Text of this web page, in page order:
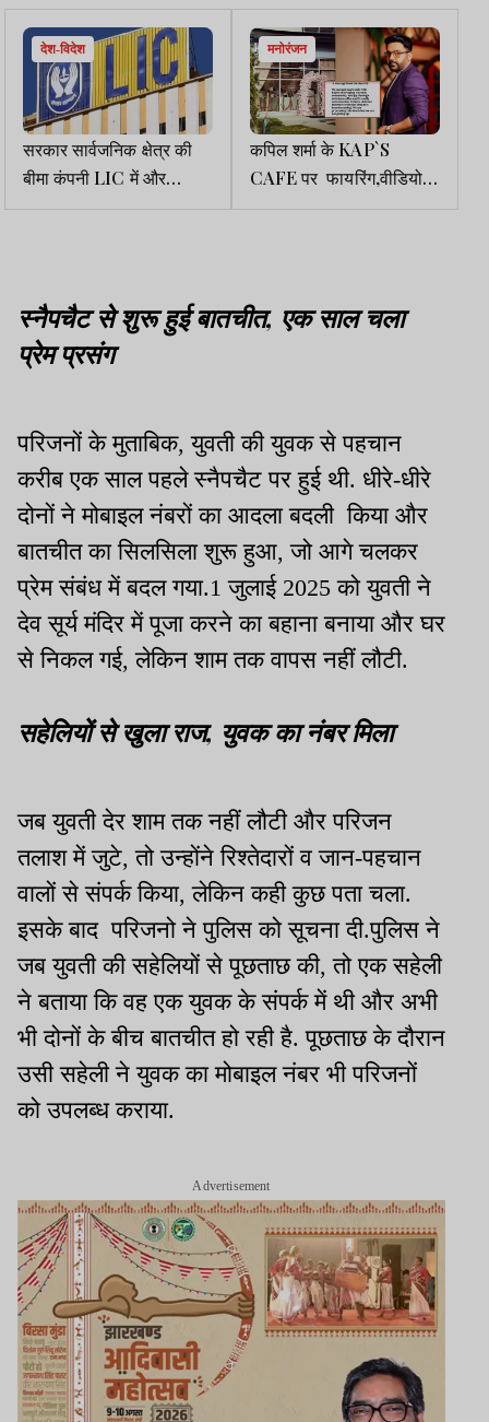
देश-विदेश
सरकार सार्वजनिक क्षेत्र की
बीमा कंपनी LIC में और
हिस्सेदारी बेचने की कवायद में
मनोरंजन
कपिल शर्मा के KAP`S
CAFE पर फायरिंग,वीडियो
वायरल
स्नैपचैट से शुरू हुई बातचीत, एक साल चला
प्रेम प्रसंग
परिजनों के मुताबिक, युवती की युवक से पहचान
करीब एक साल पहले स्नैपचैट पर हुई थी. धीरे-धीरे
दोनों ने मोबाइल नंबरों का आदला बदली किया और
बातचीत का सिलसिला शुरू हुआ, जो आगे चलकर
प्रेम संबंध में बदल गया.1 जुलाई 2025 को युवती ने
देव सूर्य मंदिर में पूजा करने का बहाना बनाया और घर
से निकल गई, लेकिन शाम तक वापस नहीं लौटी.
सहेलियों से खुला राज, युवक का नंबर मिला
जब युवती देर शाम तक नहीं लौटी और परिजन
तलाश में जुटे, तो उन्होंने रिश्तेदारों व जान-पहचान
वालों से संपर्क किया, लेकिन कही कुछ पता चला.
इसके बाद परिजनो ने पुलिस को सूचना दी.पुलिस ने
जब युवती की सहेलियों से पूछताछ की, तो एक सहेली
ने बताया कि वह एक युवक के संपर्क में थी और अभी
भी दोनों के बीच बातचीत हो रही है. पूछताछ के दौरान
उसी सहेली ने युवक का मोबाइल नंबर भी परिजनों
को उपलब्ध कराया.
Advertisement